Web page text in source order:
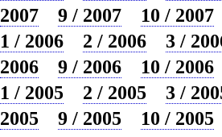
2007
9 / 2007
10 / 2007
1 / 2006
2 / 2006
3 /
2006
9 / 2006
10 / 2006
1 / 2005
2 / 2005
3 /
2005
9 / 2005
10 / 2005